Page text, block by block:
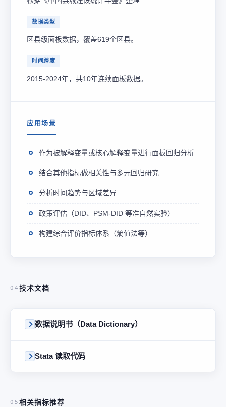
数据类型
区县级面板数据，覆盖619个区县。
时间跨度
2015-2024年，共10年连续面板数据。
应用场景
作为被解释变量或核心解释变量进行面板回归分析
结合其他指标做相关性与多元回归研究
分析时间趋势与区域差异
政策评估（DID、PSM-DID 等准自然实验）
构建综合评价指标体系（熵值法等）
04 技术文档
数据说明书（Data Dictionary）
Stata 读取代码
05 相关指标推荐